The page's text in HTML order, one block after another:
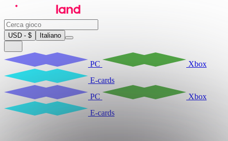
USD - $ Italiano
PC
Xbox
E-cards
PC
Xbox
E-cards